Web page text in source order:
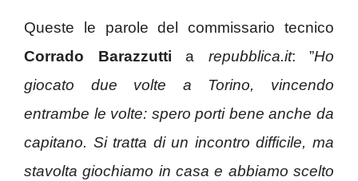
Queste le parole del commissario tecnico
Corrado Barazzutti a repubblica.it: ”Ho
giocato due volte a Torino, vincendo
entrambe le volte: spero porti bene anche da
capitano. Si tratta di un incontro difficile, ma
stavolta giochiamo in casa e abbiamo scelto